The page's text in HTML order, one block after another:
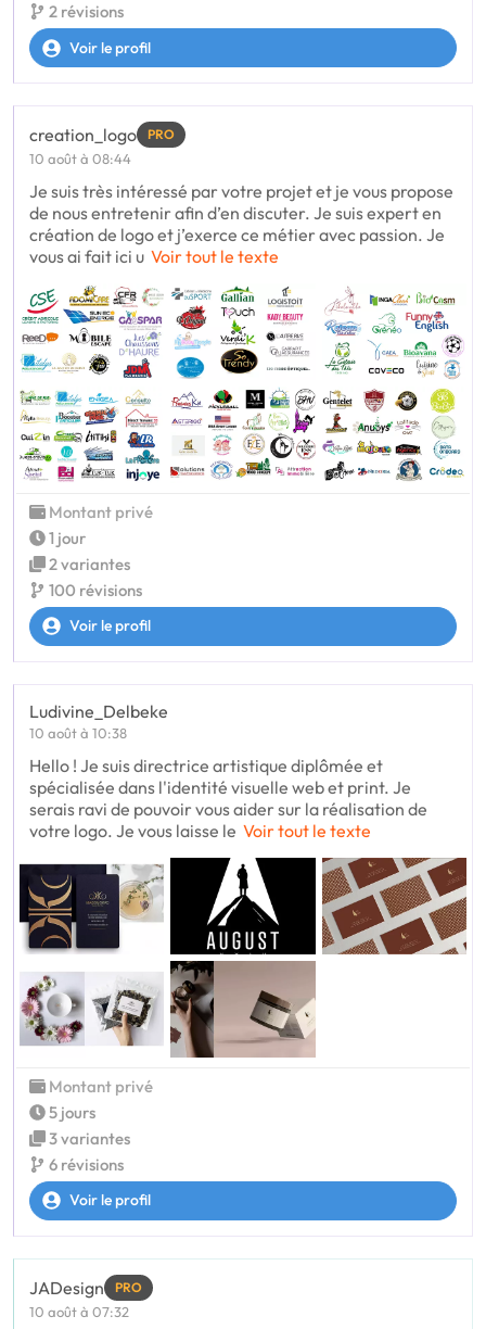
2 révisions
Voir le profil
creation_logo PRO
10 août à 08:44
Je suis très intéressé par votre projet et je vous propose
de nous entretenir afin d’en discuter. Je suis expert en
création de logo et j’exerce ce métier avec passion. Je
vous ai fait ici u Voir tout le texte
Montant privé
1 jour
2 variantes
100 révisions
Voir le profil
Ludivine_Delbeke
10 août à 10:38
Hello ! Je suis directrice artistique diplômée et
spécialisée dans l'identité visuelle web et print. Je
serais ravi de pouvoir vous aider sur la réalisation de
votre logo. Je vous laisse le Voir tout le texte
Montant privé
5 jours
3 variantes
6 révisions
Voir le profil
JADesign PRO
10 août à 07:32